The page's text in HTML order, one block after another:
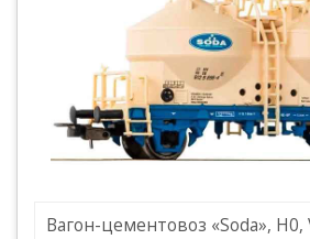
Вагон-цементовоз «Soda», H0,